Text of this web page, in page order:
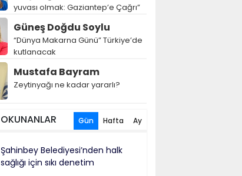
yuvası olmak: Gaziantep’e Çağrı”
Güneş Doğdu Soylu
“Dünya Makarna Günü” Türkiye’de
kutlanacak
Mustafa Bayram
Zeytinyağı ne kadar yararlı?
OKUNANLAR Gün Hafta Ay
Şahinbey Belediyesi’nden halk
sağlığı için sıkı denetim